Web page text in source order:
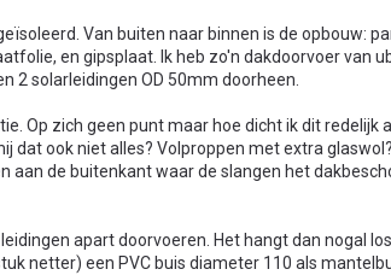
Van buiten naar binnen is de opbouw:
en gipsplaat. Ik heb zo'n dakdoorvoer van
2 solarleidingen OD 50mm doorheen.
Op zich geen punt maar hoe dicht ik dit redelijk
dat ook niet alles? Volproppen met extra glaswol?
aan de buitenkant waar de slangen het
apart doorvoeren. Het hangt dan nogal
netter) een PVC buis diameter 110 als